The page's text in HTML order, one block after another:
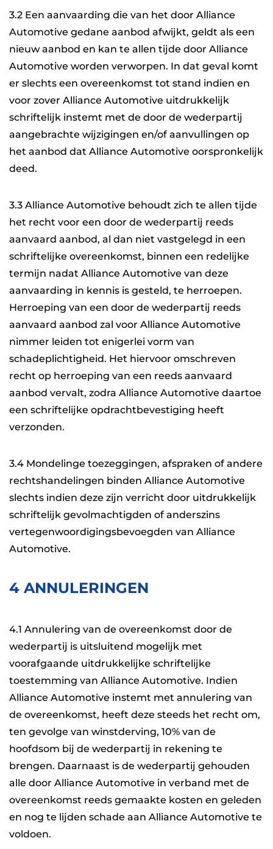
3.2 Een aanvaarding die van het door Alliance
Automotive gedane aanbod afwijkt, geldt als een
nieuw aanbod en kan te allen tijde door Alliance
Automotive worden verworpen. In dat geval komt
er slechts een overeenkomst tot stand indien en
voor zover Alliance Automotive uitdrukkelijk
schriftelijk instemt met de door de wederpartij
aangebrachte wijzigingen en/of aanvullingen op
het aanbod dat Alliance Automotive oorspronkelijk
deed.
3.3 Alliance Automotive behoudt zich te allen tijde
het recht voor een door de wederpartij reeds
aanvaard aanbod, al dan niet vastgelegd in een
schriftelijke overeenkomst, binnen een redelijke
termijn nadat Alliance Automotive van deze
aanvaarding in kennis is gesteld, te herroepen.
Herroeping van een door de wederpartij reeds
aanvaard aanbod zal voor Alliance Automotive
nimmer leiden tot enigerlei vorm van
schadeplichtigheid. Het hiervoor omschreven
recht op herroeping van een reeds aanvaard
aanbod vervalt, zodra Alliance Automotive daartoe
een schriftelijke opdrachtbevestiging heeft
verzonden.
3.4 Mondelinge toezeggingen, afspraken of andere
rechtshandelingen binden Alliance Automotive
slechts indien deze zijn verricht door uitdrukkelijk
schriftelijk gevolmachtigden of anderszins
vertegenwoordigingsbevoegden van Alliance
Automotive.
4 ANNULERINGEN
4.1 Annulering van de overeenkomst door de
wederpartij is uitsluitend mogelijk met
voorafgaande uitdrukkelijke schriftelijke
toestemming van Alliance Automotive. Indien
Alliance Automotive instemt met annulering van
de overeenkomst, heeft deze steeds het recht om,
ten gevolge van winstderving, 10% van de
hoofdsom bij de wederpartij in rekening te
brengen. Daarnaast is de wederpartij gehouden
alle door Alliance Automotive in verband met de
overeenkomst reeds gemaakte kosten en geleden
en nog te lijden schade aan Alliance Automotive te
voldoen.